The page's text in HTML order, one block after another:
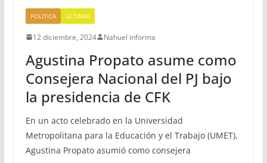
POLITICA ULTIMAS
12 diciembre, 2024 Nahuel informa
Agustina Propato asume como
Consejera Nacional del PJ bajo
la presidencia de CFK
En un acto celebrado en la Universidad
Metropolitana para la Educación y el Trabajo (UMET),
Agustina Propato asumió como consejera